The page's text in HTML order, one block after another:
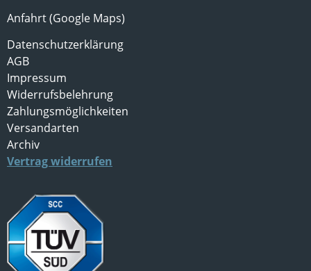
Anfahrt (Google Maps)
Datenschutzerklärung
AGB
Impressum
Widerrufsbelehrung
Zahlungsmöglichkeiten
Versandarten
Archiv
Vertrag widerrufen